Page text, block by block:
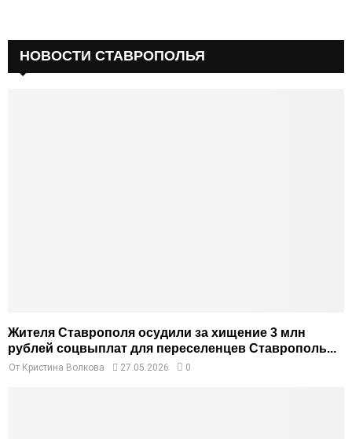
НОВОСТИ СТАВРОПОЛЬЯ
Жителя Ставрополя осудили за хищение 3 млн
рублей соцвыплат для переселенцев Ставрополь...
От Кристина Волкова 27.05.2026 0